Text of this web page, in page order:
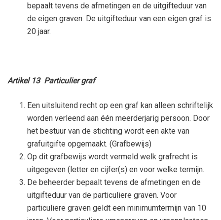
bepaalt tevens de afmetingen en de uitgifteduur van
de eigen graven. De uitgifteduur van een eigen graf is
20 jaar.
Artikel 13 Particulier graf
Een uitsluitend recht op een graf kan alleen schriftelijk
worden verleend aan één meerderjarig persoon. Door
het bestuur van de stichting wordt een akte van
grafuitgifte opgemaakt. (Grafbewijs)
Op dit grafbewijs wordt vermeld welk grafrecht is
uitgegeven (letter en cijfer(s) en voor welke termijn.
De beheerder bepaalt tevens de afmetingen en de
uitgifteduur van de particuliere graven. Voor
particuliere graven geldt een minimumtermijn van 10